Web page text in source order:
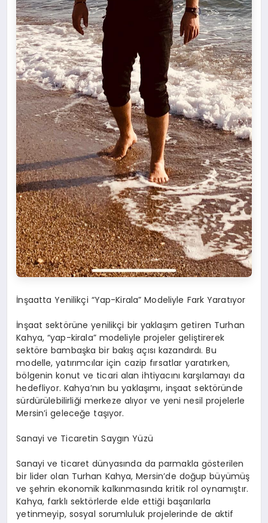
İnşaatta Yenilikçi “Yap-Kirala” Modeliyle Fark Yaratıyor
İnşaat sektörüne yenilikçi bir yaklaşım getiren Turhan
Kahya, “yap-kirala” modeliyle projeler geliştirerek
sektöre bambaşka bir bakış açısı kazandırdı. Bu
modelle, yatırımcılar için cazip fırsatlar yaratırken,
bölgenin konut ve ticari alan ihtiyacını karşılamayı da
hedefliyor. Kahya’nın bu yaklaşımı, inşaat sektöründe
sürdürülebilirliği merkeze alıyor ve yeni nesil projelerle
Mersin’i geleceğe taşıyor.
Sanayi ve Ticaretin Saygın Yüzü
Sanayi ve ticaret dünyasında da parmakla gösterilen
bir lider olan Turhan Kahya, Mersin’de doğup büyümüş
ve şehrin ekonomik kalkınmasında kritik rol oynamıştır.
Kahya, farklı sektörlerde elde ettiği başarılarla
yetinmeyip, sosyal sorumluluk projelerinde de aktif